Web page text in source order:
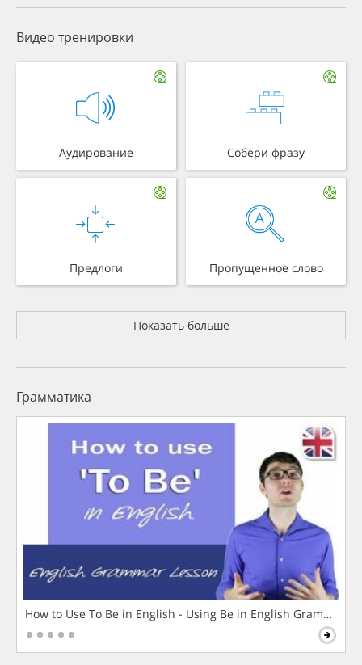
Видео тренировки
Аудирование Собери фразу
Предлоги Пропущенное слово
Показать больше
Грамматика
How to Use To Be in English - Using Be in English Grammar